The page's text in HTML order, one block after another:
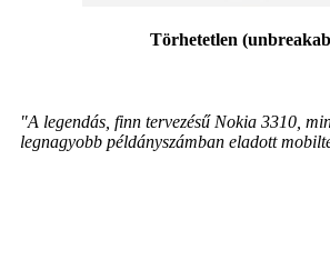
Törhetetlen
"A legendás, finn tervezésű Nokia 3310,
legnagyobb példányszámban eladott